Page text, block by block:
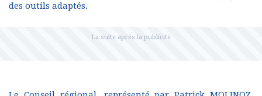
des outils adaptés.